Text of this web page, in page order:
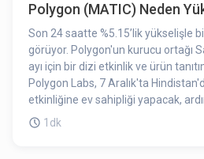
Polygon (MATIC) Neden
Son 24 saatte %5.15’lik yükselişle
görüyor. Polygon'un kurucu ortağı
ayı için bir dizi etkinlik ve ürün
Polygon Labs, 7 Aralık'ta
etkinliğine ev sahipliği yapacak,
gelecek nesil ZK ürünlerini halka
1dk